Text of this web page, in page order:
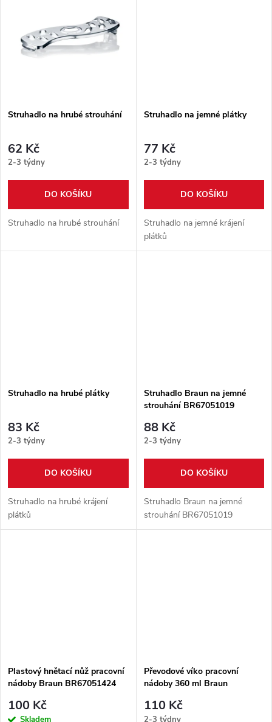
Struhadlo na hrubé strouhání
62 Kč
2-3 týdny
DO KOŠÍKU
Struhadlo na hrubé strouhání
Struhadlo na jemné plátky
77 Kč
2-3 týdny
DO KOŠÍKU
Struhadlo na jemné krájení
plátků
Struhadlo na hrubé plátky
83 Kč
2-3 týdny
DO KOŠÍKU
Struhadlo na hrubé krájení
plátků
Struhadlo Braun na jemné
strouhání BR67051019
88 Kč
2-3 týdny
DO KOŠÍKU
Struhadlo Braun na jemné
strouhání BR67051019
Plastový hnětací nůž pracovní
nádoby Braun BR67051424
100 Kč
Skladem
Převodové víko pracovní
nádoby 360 ml Braun
110 Kč
2-3 týdny